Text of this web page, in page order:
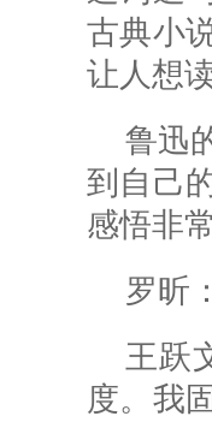
古典小
让人想
鲁迅
到自己
感悟非
罗昕：
王跃
度。我